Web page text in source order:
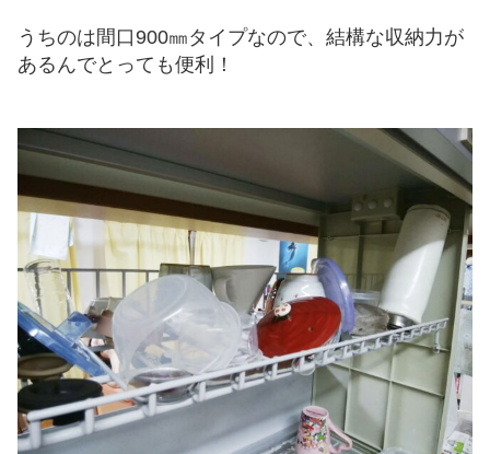
うちのは間口900㎜タイプなので、結構な収納力が
あるんでとっても便利！